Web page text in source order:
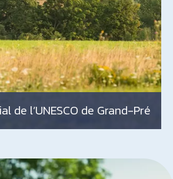
l’UNESCO de Grand-Pré